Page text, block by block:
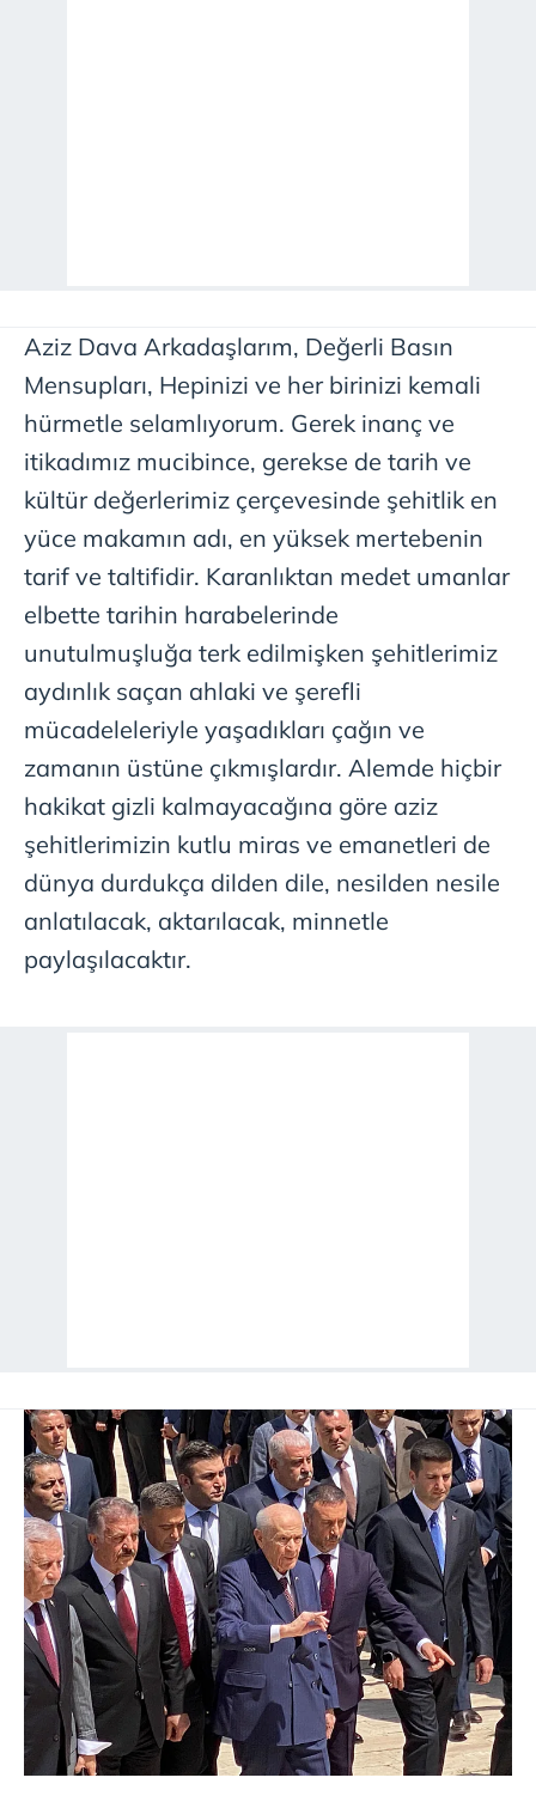
Aziz Dava Arkadaşlarım, Değerli Basın
Mensupları, Hepinizi ve her birinizi kemali
hürmetle selamlıyorum. Gerek inanç ve
itikadımız mucibince, gerekse de tarih ve
kültür değerlerimiz çerçevesinde şehitlik en
yüce makamın adı, en yüksek mertebenin
tarif ve taltifidir. Karanlıktan medet umanlar
elbette tarihin harabelerinde
unutulmuşluğa terk edilmişken şehitlerimiz
aydınlık saçan ahlaki ve şerefli
mücadeleleriyle yaşadıkları çağın ve
zamanın üstüne çıkmışlardır. Alemde hiçbir
hakikat gizli kalmayacağına göre aziz
şehitlerimizin kutlu miras ve emanetleri de
dünya durdukça dilden dile, nesilden nesile
anlatılacak, aktarılacak, minnetle
paylaşılacaktır.